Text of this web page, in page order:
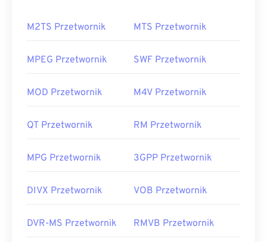
M2TS Przetwornik MTS Przetwornik
MPEG Przetwornik SWF Przetwornik
MOD Przetwornik M4V Przetwornik
QT Przetwornik RM Przetwornik
MPG Przetwornik 3GPP Przetwornik
DIVX Przetwornik VOB Przetwornik
DVR-MS Przetwornik RMVB Przetwornik